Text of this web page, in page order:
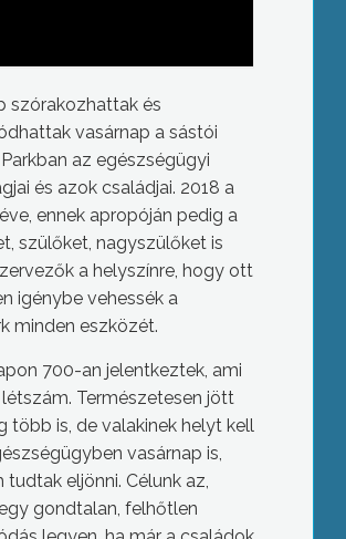
szórakozhattak és
vasárnap a sástói
az egészségügyi
és azok családjai. 2018 a
ennek apropóján pedig a
szülőket, nagyszülőket is
a helyszínre, hogy ott
igénybe vehessék a
minden eszközét.
700-an jelentkeztek, ami
Természetesen jött
több is, de valakinek helyt kell
vasárnap is,
tudtak eljönni. Célunk az,
gondtalan, felhőtlen